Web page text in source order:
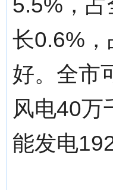
5.5%，
长0.6%
好。全市
风电40万
能发电